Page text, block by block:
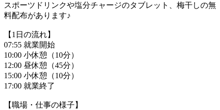
スポーツドリンクや塩分チャージのタブレット、梅干しの無
料配布があります♪
【1日の流れ】
07:55 就業開始
10:00 小休憩（10分）
12:00 昼休憩（45分）
15:00 小休憩（10分）
17:00 就業終了
【職場・仕事の様子】